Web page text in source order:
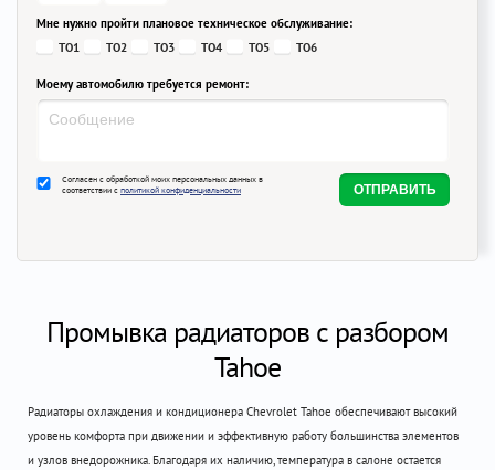
Мне нужно пройти плановое техническое обслуживание:
ТО1
ТО2 ТО3 ТО4 ТО5 ТО6
Моему автомобилю требуется ремонт:
Согласен с обработкой моих персональных данных в
соответствии с политикой конфиденциальности
Промывка радиаторов с разбором
Tahoe
Радиаторы охлаждения и кондиционера Chevrolet Tahoe обеспечивают высокий
уровень комфорта при движении и эффективную работу большинства элементов
и узлов внедорожника. Благодаря их наличию, температура в салоне остается